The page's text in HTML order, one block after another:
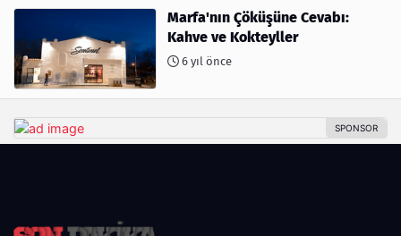
Marfa'nın Çöküşüne Cevabı:
Kahve ve Kokteyller
6 yıl önce